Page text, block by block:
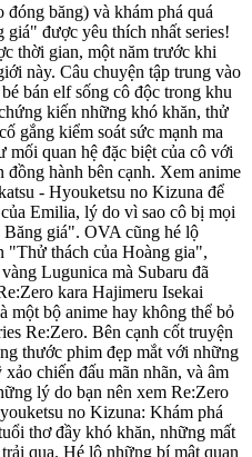
băng) và khám phá quá
được yêu thích nhất series!
thời gian, một năm trước khi
này. Câu chuyện tập trung vào
bán elf sống cô độc trong khu
kiến những khó khăn, thử
gắng kiểm soát sức mạnh ma
mối quan hệ đặc biệt của cô với
hành bên cạnh. Xem anime
- Hyouketsu no Kizuna để
Emilia, lý do vì sao cô bị mọi
giá". OVA cũng hé lộ
"Thử thách của Hoàng gia",
Lugunica mà Subaru đã
kara Hajimeru Isekai
một bộ anime hay không thể bỏ
Re:Zero. Bên cạnh cốt truyện
thước phim đẹp mắt với những
chiến đấu mãn nhãn, và âm
lý do bạn nên xem Re:Zero
no Kizuna: Khám phá
thơ đầy khó khăn, những mất
qua. Hé lộ những bí mật quan